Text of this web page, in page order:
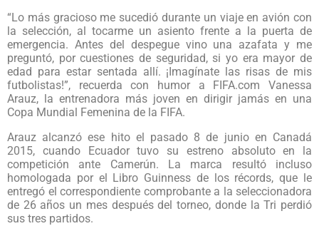
“Lo más gracioso me sucedió durante un viaje en avión con
la selección, al tocarme un asiento frente a la puerta de
emergencia. Antes del despegue vino una azafata y me
preguntó, por cuestiones de seguridad, si yo era mayor de
edad para estar sentada allí. ¡Imagínate las risas de mis
futbolistas!”, recuerda con humor a FIFA.com Vanessa
Arauz, la entrenadora más joven en dirigir jamás en una
Copa Mundial Femenina de la FIFA.
Arauz alcanzó ese hito el pasado 8 de junio en Canadá
2015, cuando Ecuador tuvo su estreno absoluto en la
competición ante Camerún. La marca resultó incluso
homologada por el Libro Guinness de los récords, que le
entregó el correspondiente comprobante a la seleccionadora
de 26 años un mes después del torneo, donde la Tri perdió
sus tres partidos.